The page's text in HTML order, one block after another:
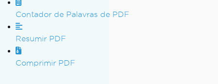
Contador de Palavras de PDF
Resumir PDF
Comprimir PDF